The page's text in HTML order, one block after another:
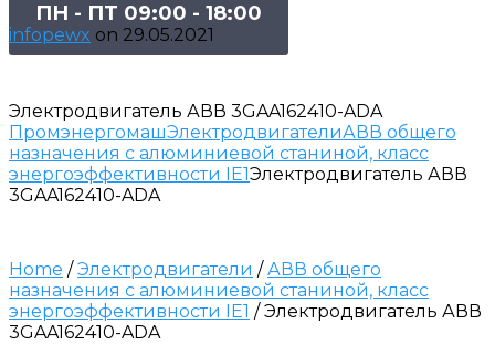
ПН - ПТ 09:00 - 18:00
infopewx on 29.05.2021
Электродвигатель АВВ 3GAA162410-ADA
ПромэнергомашЭлектродвигателиАВВ общего
назначения с алюминиевой станиной, класс
энергоэффективности IE1Электродвигатель АВВ
3GAA162410-ADA
Home /Электродвигатели /АВВ общего
назначения с алюминиевой станиной, класс
энергоэффективности IE1 / Электродвигатель АВВ
3GAA162410-ADA